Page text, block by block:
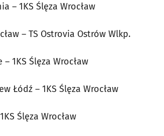
– 1KS Ślęza Wrocław
– TS Ostrovia Ostrów Wlkp.
– 1KS Ślęza Wrocław
Łódź – 1KS Ślęza Wrocław
Ślęza Wrocław